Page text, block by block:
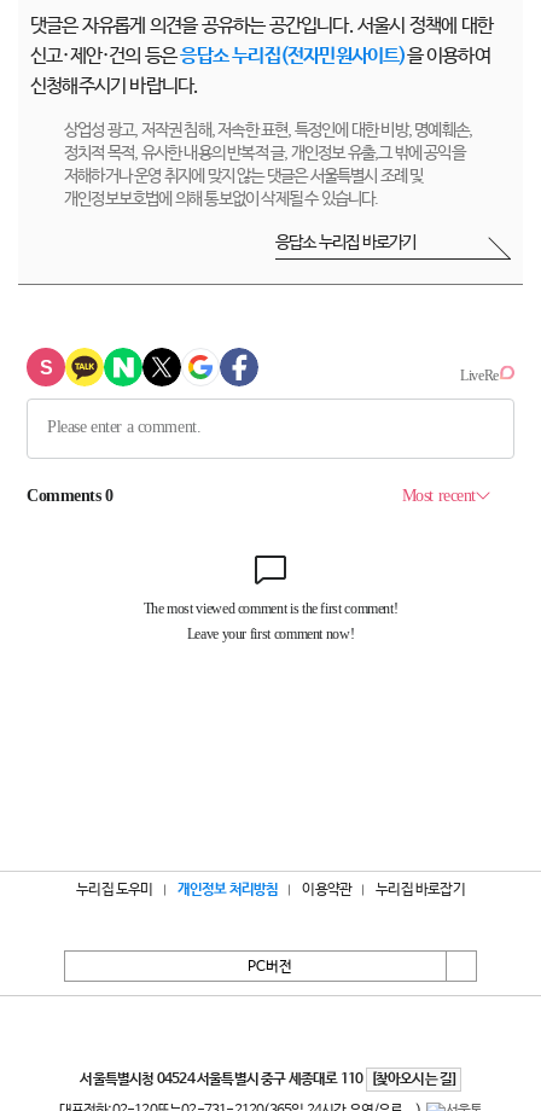
댓글은 자유롭게 의견을 공유하는 공간입니다. 서울시 정책에 대한
신고·제안·건의 등은응답소 누리집(전자민원사이트)을 이용하여
신청해주시기 바랍니다.
상업성 광고, 저작권 침해, 저속한 표현, 특정인에 대한 비방, 명예훼손,
정치적 목적, 유사한 내용의 반복적 글, 개인정보 유출,그 밖에 공익을
저해하거나 운영 취지에 맞지 않는 댓글은 서울특별시 조례 및
개인정보보호법에 의해 통보없이 삭제될 수 있습니다.
응답소 누리집 바로가기
누리집 도우미 개인정보 처리방침 이용약관 누리집 바로잡기
PC버전
서울특별시청 04524 서울특별시 중구 세종대로 110
[찾아오시는 길]